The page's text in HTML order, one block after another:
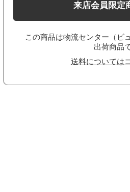
来店会員限定
この商品は物流センター（ビ
出荷商品
送料については